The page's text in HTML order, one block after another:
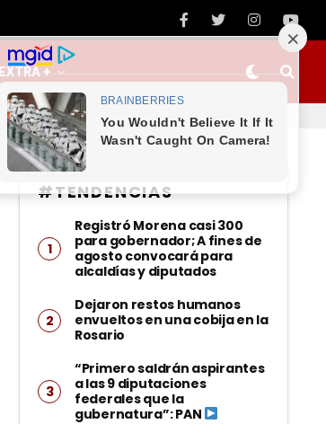
EXTRA +
#TENDENCIAS
Registró Morena casi 300
para gobernador; A fines de
agosto convocará para
alcaldías y diputados
Dejaron restos humanos
envueltos en una cobija en la
Rosario
“Primero saldrán aspirantes
a las 9 diputaciones
federales que la
gubernatura”: PAN